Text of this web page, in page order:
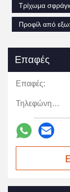
Τρίχωμα
Προφίλ από
Επαφές
Επαφές:
Τηλεφώνημα: